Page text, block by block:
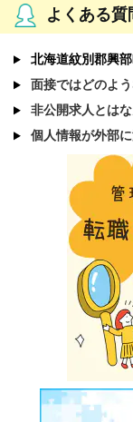
よくある質
北海道紋別郡興
面接ではどのよ
非公開求人とは
個人情報が外部